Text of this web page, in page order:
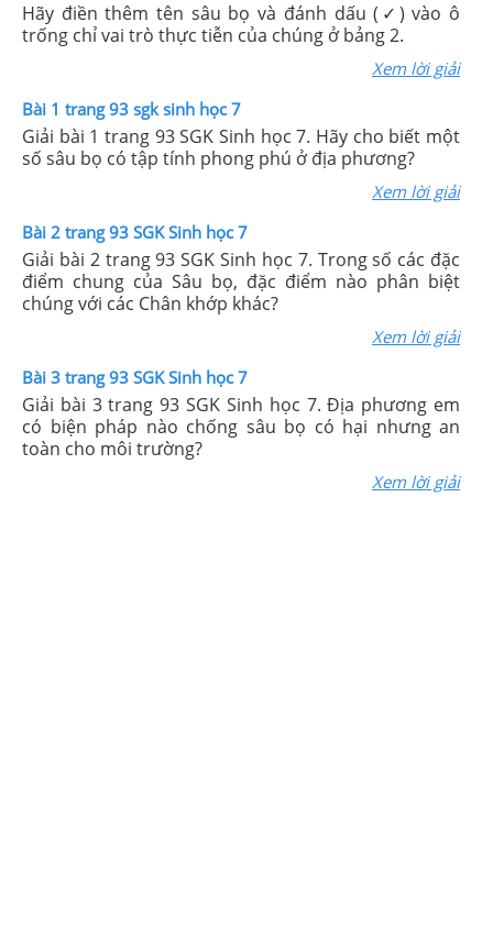
Hãy điền thêm tên sâu bọ và đánh dấu (✓) vào ô
trống chỉ vai trò thực tiễn của chúng ở bảng 2.
Xem lời giải
Bài 1 trang 93 sgk sinh học 7
Giải bài 1 trang 93 SGK Sinh học 7. Hãy cho biết một
số sâu bọ có tập tính phong phú ở địa phương?
Xem lời giải
Bài 2 trang 93 SGK Sinh học 7
Giải bài 2 trang 93 SGK Sinh học 7. Trong số các đặc
điểm chung của Sâu bọ, đặc điểm nào phân biệt
chúng với các Chân khớp khác?
Xem lời giải
Bài 3 trang 93 SGK Sinh học 7
Giải bài 3 trang 93 SGK Sinh học 7. Địa phương em
có biện pháp nào chống sâu bọ có hại nhưng an
toàn cho môi trường?
Xem lời giải